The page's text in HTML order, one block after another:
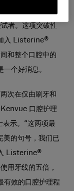
者。这项突破性
入 Listerine®
和整个口腔中的
个好消息。
次在仅由刷牙和
口腔护理
示。“这两项最
美的句号，我们已
Listerine®
用牙线的五倍，
有效的口腔护理程